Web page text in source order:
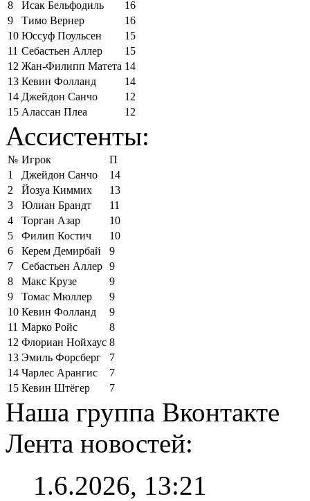
8
Исак Бельфодиль
16
9
Тимо Вернер
16
10 Юссуф Поульсен
15
11 Себастьен Аллер
15
12 Жан-Филипп Матета 14
13 Кевин Фолланд
14
14 Джейдон Санчо
12
15 Алассан Плеа 12
Ассистенты:
№ Игрок
П
1
Джейдон Санчо
14
2
Йозуа Киммих
13
3
Юлиан Брандт
11
4
Торган Азар
10
5
Филип Костич
10
6
Керем Демирбай
9
7
Себастьен Аллер 9
8
Макс Крузе
9
9
Томас Мюллер
9
10 Кевин Фолланд
9
11 Марко Ройс
8
12 Флориан Нойхаус 8
13 Эмиль Форсберг
7
14 Чарлес Арангис
7
15 Кевин Штёгер 7
Наша группа Вконтакте
Лента новостей:
1.6.2026, 13:21